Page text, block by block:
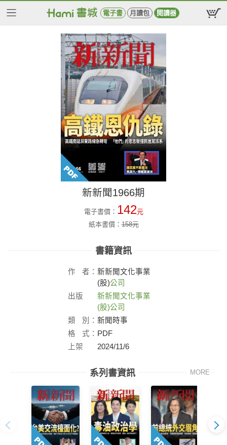
電子書 月讀包 閱讀器
新新聞1966期
電子書價： 142元
紙本書價：158元
書籍資訊
作 者： 新新聞文化事業
(股)公司
出版
新新聞文化事業
(股)公司
類
別： 新聞時事
格
式： PDF
上架
2024/11/6
系列書資訊 MORE